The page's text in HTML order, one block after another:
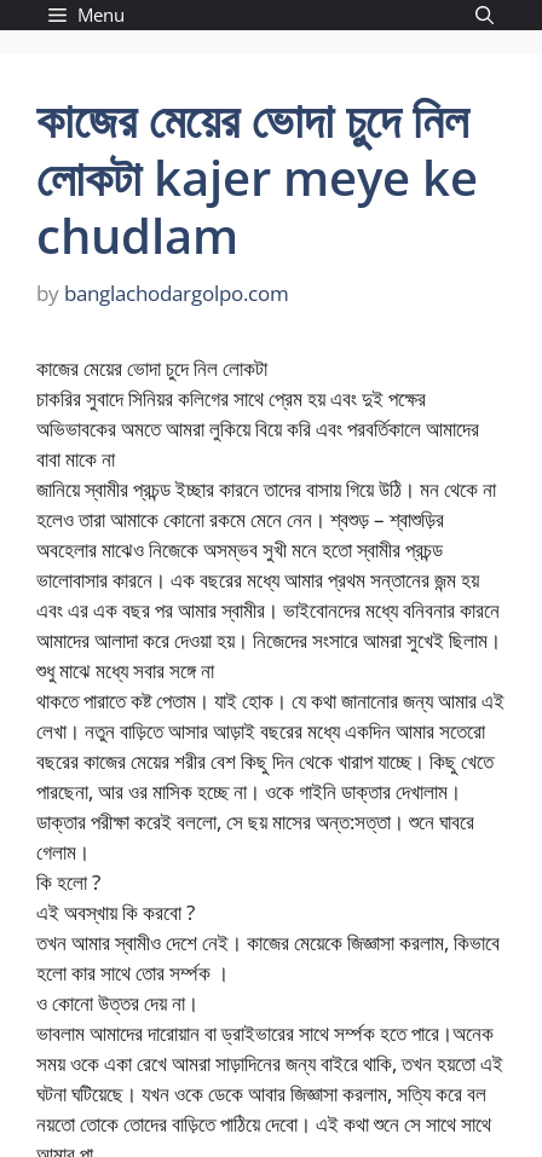
Menu
কাজের মেয়ের ভোদা চুদে নিল
লোকটা kajer meye ke
chudlam
by banglachodargolpo.com
কাজের মেয়ের ভোদা চুদে নিল লোকটা
চাকরির সুবাদে সিনিয়র কলিগের সাথে প্রেম হয় এবং দুই পক্ষের
অভিভাবকের অমতে আমরা লুকিয়ে বিয়ে করি এবং পরবর্তিকালে আমাদের
বাবা মাকে না
জানিয়ে স্বামীর প্রচন্ড ইচ্ছার কারনে তাদের বাসায় গিয়ে উঠি। মন থেকে না
হলেও তারা আমাকে কোনো রকমে মেনে নেন। শ্বশুড় – শ্বাশুড়ির
অবহেলার মাঝেও নিজেকে অসম্ভব সুখী মনে হতো স্বামীর প্রচন্ড
ভালোবাসার কারনে। এক বছরের মধ্যে আমার প্রথম সন্তানের জন্ম হয়
এবং এর এক বছর পর আমার স্বামীর। ভাইবোনদের মধ্যে বনিবনার কারনে
আমাদের আলাদা করে দেওয়া হয়। নিজেদের সংসারে আমরা সুখেই ছিলাম।
শুধু মাঝে মধ্যে সবার সঙ্গে না
থাকতে পারাতে কষ্ট পেতাম। যাই হোক। যে কথা জানানোর জন্য আমার এই
লেখা। নতুন বাড়িতে আসার আড়াই বছরের মধ্যে একদিন আমার সতেরো
বছরের কাজের মেয়ের শরীর বেশ কিছু দিন থেকে খারাপ যাচ্ছে। কিছু খেতে
পারছেনা, আর ওর মাসিক হচ্ছে না। ওকে গাইনি ডাক্তার দেখালাম।
ডাক্তার পরীক্ষা করেই বললো, সে ছয় মাসের অন্ত:সত্তা। শুনে ঘাবরে
গেলাম।
কি হলো ?
এই অবস্খায় কি করবো ?
তখন আমার স্বামীও দেশে নেই। কাজের মেয়েকে জিজ্ঞাসা করলাম, কিভাবে
হলো কার সাথে তোর সর্ম্পক ।
ও কোনো উত্তর দেয় না।
ভাবলাম আমাদের দারোয়ান বা ড্রাইভারের সাথে সর্ম্পক হতে পারে।অনেক
সময় ওকে একা রেখে আমরা সাড়াদিনের জন্য বাইরে থাকি, তখন হয়তো এই
ঘটনা ঘটিয়েছে। যখন ওকে ডেকে আবার জিজ্ঞাসা করলাম, সত্যি করে বল
নয়তো তোকে তোদের বাড়িতে পাঠিয়ে দেবো। এই কথা শুনে সে সাথে সাথে